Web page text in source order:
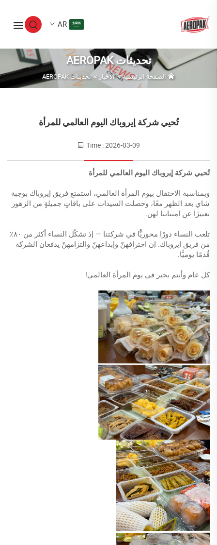
AR
تحديثات AEROPAK
الصفحة الرئيسية>الأخبار >تحديثات AEROPAK
تُحيي شركة إيروباك اليوم العالمي للمرأة
Time : 2026-03-09
تُحيي شركة إيروباك اليوم العالمي للمرأة
وبمناسبة الاحتفال بيوم المرأة العالمي، استمتع فريق إيروباك بوجبة
شاي بعد الظهر معًا، وحصلت السيدات على باقاتٍ جميلةٍ من الزهور
تعبيرًا عن امتناننا لهن.
تلعب النساء دورًا محوريًّا في شركتنا — إذ تشكّل النساء أكثر من ٨٠٪
من فريق إيروباك. إن احترافهنّ وإبداعهنّ والتزامهنّ يدفعان الشركة
قُدمًا يوميًّا.
كل عام وأنتم بخير في يوم المرأة العالمي!